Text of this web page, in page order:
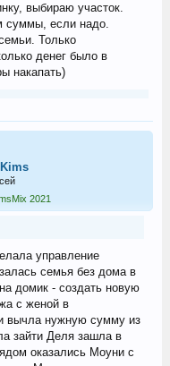
выбираю участок.
суммы, если надо.
Только
денег было в
накапать)
2021
управление
семья без дома в
домик - создать новую
с женой в
вычла нужную сумму из
зайти Деля зашла в
оказались Моуни с